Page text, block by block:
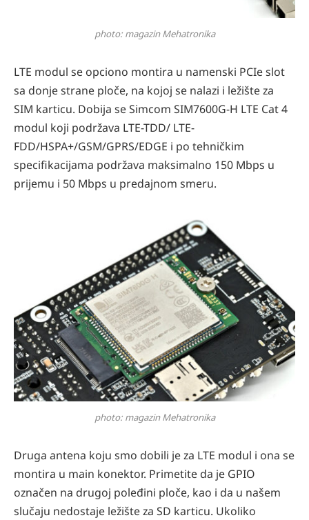
photo: magazin Mehatronika
LTE modul se opciono montira u namenski PCIe slot
sa donje strane ploče, na kojoj se nalazi i ležište za
SIM karticu. Dobija se Simcom SIM7600G-H LTE Cat 4
modul koji podržava LTE-TDD/ LTE-
FDD/HSPA+/GSM/GPRS/EDGE i po tehničkim
specifikacijama podržava maksimalno 150 Mbps u
prijemu i 50 Mbps u predajnom smeru.
photo: magazin Mehatronika
Druga antena koju smo dobili je za LTE modul i ona se
montira u main konektor. Primetite da je GPIO
označen na drugoj poleđini ploče, kao i da u našem
slučaju nedostaje ležište za SD karticu. Ukoliko